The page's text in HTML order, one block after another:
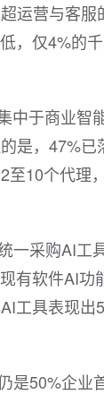
运营与客
，仅4%的
中于商业智
是，47%已
至10个代理
一采购AI工
有软件AI功
工具表现出
是50%企业